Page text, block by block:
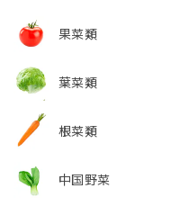
果菜類
葉菜類
根菜類
中国野菜